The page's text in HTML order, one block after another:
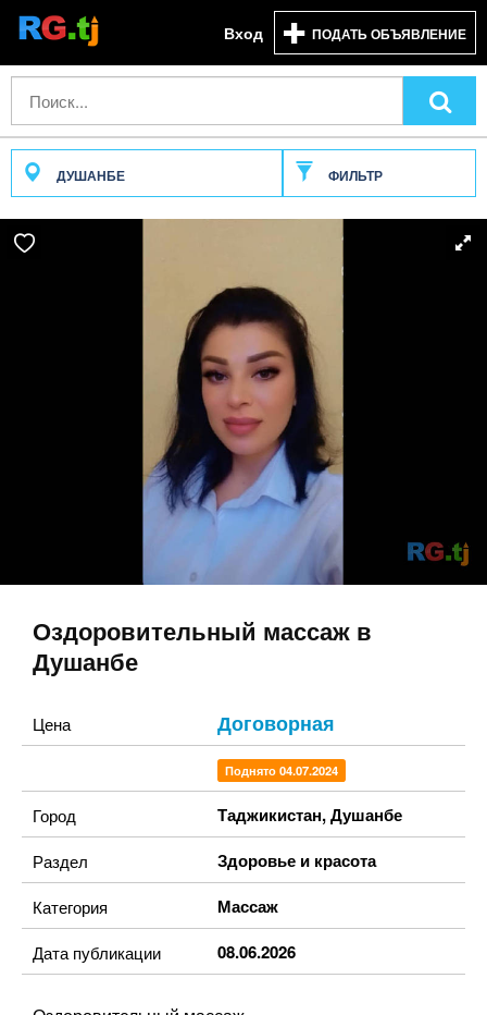
Вход ПОДАТЬ ОБЪЯВЛЕНИЕ
ДУШАНБЕ ФИЛЬТР
Оздоровительный массаж в
Душанбе
Цена Договорная
Поднято 04.07.2024
Город Таджикистан,Душанбе
Раздел Здоровье и красота
Категория Массаж
Дата публикации 08.06.2026